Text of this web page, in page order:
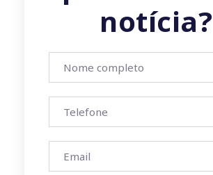
notícia?